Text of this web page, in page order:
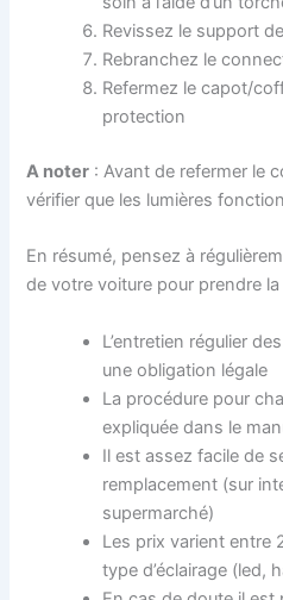
Revissez le support
Rebranchez le
Refermez le capot/
protection
A noter : Avant de refermer le
vérifier que les lumières
En résumé, pensez à
de votre voiture pour prendre
L’entretien régulier
une obligation légale
La procédure pour
expliquée dans le
Il est assez facile de
remplacement (sur
supermarché)
Les prix varient entre
type d’éclairage (led,